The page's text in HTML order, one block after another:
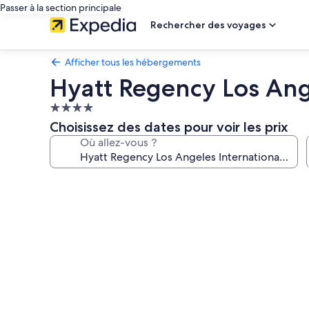
Passer à la section principale
Rechercher des voyages
Afficher tous les hébergements
Hyatt Regency Los
Hébergement
4.0 étoiles
Choisissez des dates pour voir les prix
Où allez-vous ?